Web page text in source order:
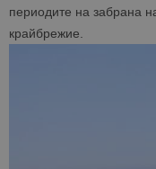
периодите на забрана
крайбрежие.